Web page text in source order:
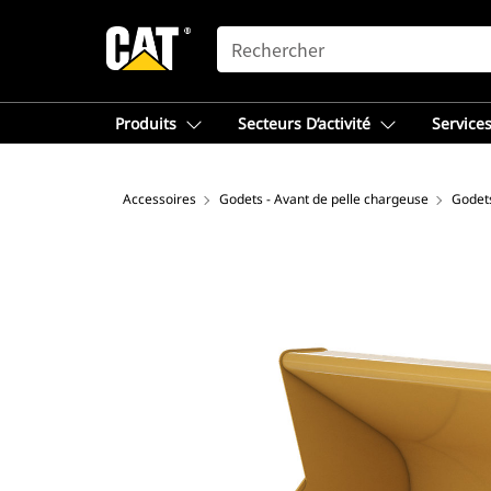
SEARCH
Produits Secteurs D’activité
Accessoires Godets - Avant de pelle chargeuse